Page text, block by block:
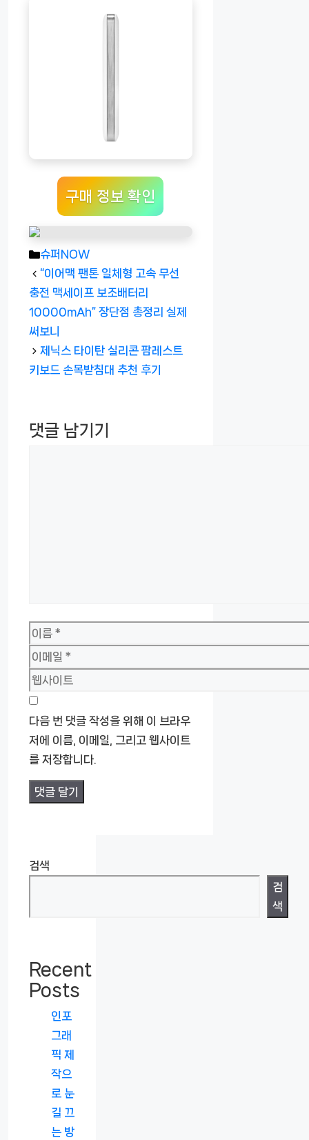
구매 정보 확인
카
테
고
리
슈퍼NOW
“이어맥 팬톤 일체형 고속 무선
충전 맥세이프 보조배터리
10000mAh” 장단점 총정리 실제
써보니
제닉스 타이탄 실리콘 팜레스트
키보드 손목받침대 추천 후기
댓글 남기기
이
름
이
메
일
웹
사
이
트
다음 번 댓글 작성을 위해 이 브라우
저에 이름, 이메일, 그리고 웹사이트
를 저장합니다.
검색
검
색
Recent
Posts
인포
그래
픽 제
작으
로 눈
길 끄
는 방